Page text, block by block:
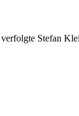
Stefan